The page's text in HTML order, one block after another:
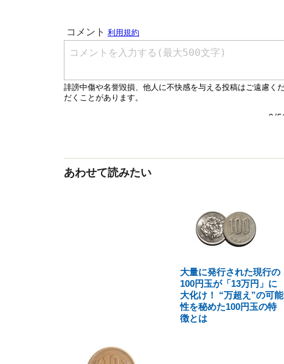
あわせて読みたい
大量に発行された現行の
100円玉が「13万円」に
大化け！ “万超え”の可能
性を秘めた100円玉の特
徴とは